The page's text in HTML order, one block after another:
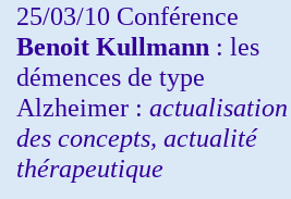
25/03/10 Conférence
Benoit Kullmann : les
démences de type
Alzheimer : actualisation
des concepts, actualité
thérapeutique